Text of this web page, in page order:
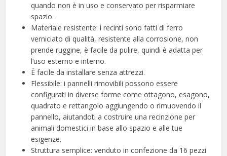
quando non è in uso e conservato per risparmiare
spazio.
Materiale resistente: i recinti sono fatti di ferro
verniciato di qualità, resistente alla corrosione, non
prende ruggine, è facile da pulire, quindi è adatta per
l’uso esterno e interno.
È facile da installare senza attrezzi.
Flessibile: i pannelli rimovibili possono essere
configurati in diverse forme come ottagono, esagono,
quadrato e rettangolo aggiungendo o rimuovendo il
pannello, aiutandoti a costruire una recinzione per
animali domestici in base allo spazio e alle tue
esigenze.
Struttura semplice: venduto in confezione da 16 pezzi